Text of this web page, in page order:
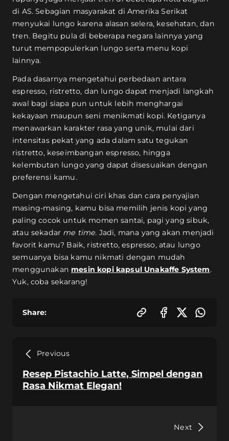
di AS. Sebagian masyarakat di Amerika Serikat
menyukai lungo karena alasan selera, kesehatan, dan
tren. Begitu pula di beberapa negara lainnya yang
turut mempopulerkan lungo serta menu kopi
lainnya.
Pada dasarnya mengetahui perbedaan antara
espresso, ristretto, dan lungo dapat menjadi langkah
awal bagi siapa pun untuk lebih menghargai
kekayaan maupun seni menikmati kopi. Ketiganya
menawarkan karakter rasa yang unik, mulai dari
intensitas pekat yang ada dalam satu tegukan
ristretto, keseimbangan espresso, hingga
kelembutan lungo yang dapat disesuaikan dengan
preferensi kamu.
Dengan mengetahui ciri khas dan cara penyajian
masing-masing, kamu bisa memilih jenis kopi yang
paling cocok untuk momen santai, pagi yang sibuk,
atau sekadar me time. Jadi, mana yang akan menjadi
favorit kamu? Baik, ristretto, espresso, atau lungo
semuanya bisa kamu nikmati dengan mudah
menggunakan mesin kopi kapsul Unakaffe System.
Yuk, coba sekarang!
Share:
Previous
Resep Pistachio Latte, Simpel dengan
Rasa Nikmat Elegan!
Next